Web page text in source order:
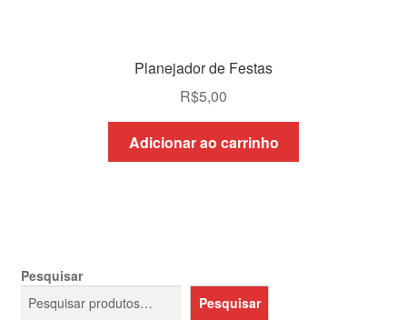
Planejador de Festas
R$5,00
Adicionar ao carrinho
Pesquisar
Pesquisar